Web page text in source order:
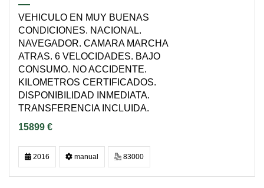
VEHICULO EN MUY BUENAS
CONDICIONES. NACIONAL.
NAVEGADOR. CAMARA MARCHA
ATRAS. 6 VELOCIDADES. BAJO
CONSUMO. NO ACCIDENTE.
KILOMETROS CERTIFICADOS.
DISPONIBILIDAD INMEDIATA.
TRANSFERENCIA INCLUIDA.
15899 €
2016 manual 83000